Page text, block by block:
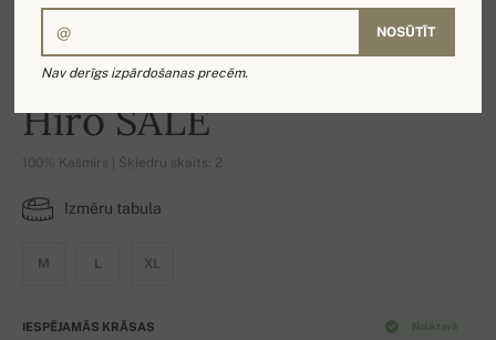
-21%
Hiro SALE
100% Kašmirs | Šķiedru skaits: 2
Izmēru tabula
M L XL
Noliktavā
IESPĒJAMĀS KRĀSAS
NOSŪTĪT
Nav derīgs izpārdošanas precēm.